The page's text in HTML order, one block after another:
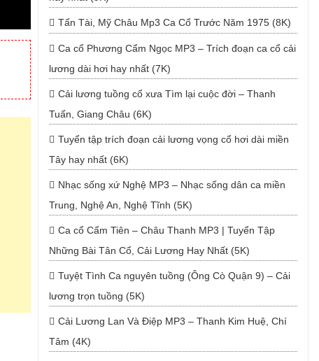
Tấn Tài, Mỹ Châu Mp3 Ca Cổ Trước Năm 1975 (8K)
Ca cổ Phương Cẩm Ngọc MP3 – Trích đoạn ca cổ cải
lương dài hơi hay nhất (7K)
Cải lương tuồng cổ xưa Tìm lại cuộc đời – Thanh
Tuấn, Giang Châu (6K)
Tuyển tập trích đoạn cải lương vọng cổ hơi dài miền
Tây hay nhất (6K)
Nhạc sống xứ Nghệ MP3 – Nhạc sống dân ca miền
Trung, Nghệ An, Nghệ Tĩnh (5K)
Ca cổ Cẩm Tiên – Châu Thanh MP3 | Tuyển Tập
Những Bài Tân Cổ, Cải Lương Hay Nhất (5K)
Tuyệt Tình Ca nguyên tuồng (Ông Cò Quận 9) – Cải
lương trọn tuồng (5K)
Cải Lương Lan Và Điệp MP3 – Thanh Kim Huệ, Chí
Tâm (4K)